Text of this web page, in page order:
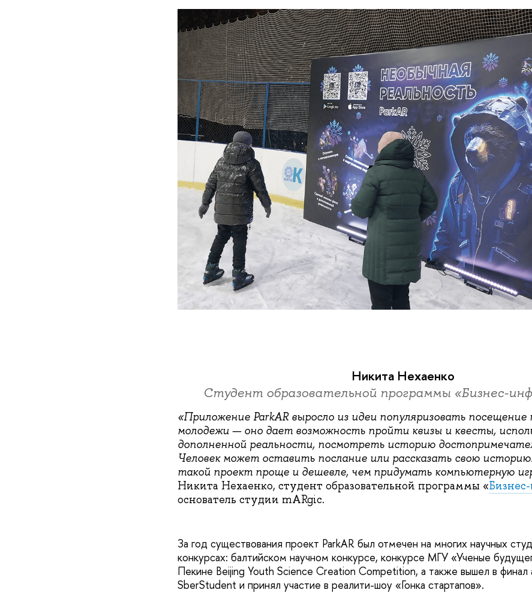
Никита Нехаенко
Cтудент образовательной программы «Бизнес-
«Приложение ParkAR выросло из идеи популяризовать посещение
молодежи — оно дает возможность пройти квизы и квесты,
дополненной реальности, посмотреть историю
Человек может оставить послание или рассказать свою
такой проект проще и дешевле, чем придумать компьютерную
Никита Нехаенко, студент образовательной программы «
основатель студии mARgic.
За год существования проект ParkAR был отмечен на многих научных
конкурсах: балтийском научном конкурсе, конкурсе МГУ «Ученые
Пекине Beijing Youth Science Creation Competition, а также вышел в финал
SberStudent и принял участие в реалити-шоу «Гонка стартапов».